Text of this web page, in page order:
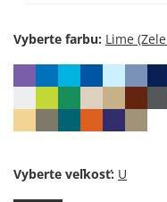
Vyberte farbu:
Vyberte veľkosť: